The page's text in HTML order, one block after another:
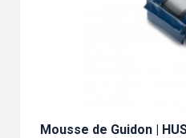
Mousse de Guidon |